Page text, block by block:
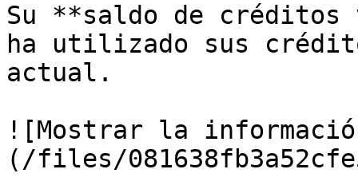
Su **saldo de créditos
ha utilizado sus
actual.
![Mostrar la
(/files/